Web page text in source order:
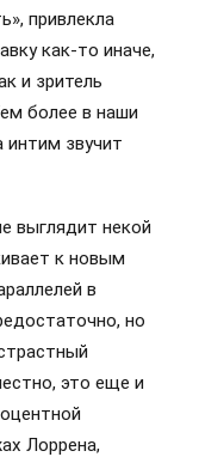
привлекла
как-то иначе,
и зритель
более в наши
звучит
выглядит некой
к новым
в
но
это еще и
Лоррена,